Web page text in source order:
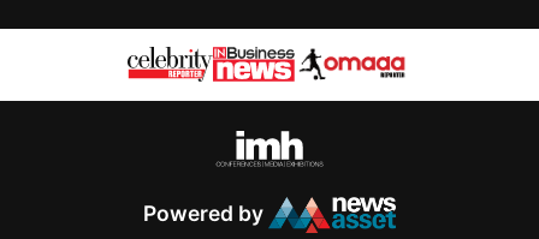
Powered by